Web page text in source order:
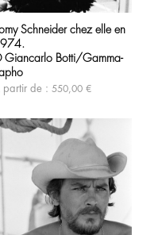
Schneider chez elle en
Giancarlo Botti/Gamma-
partir de : 550,00 €